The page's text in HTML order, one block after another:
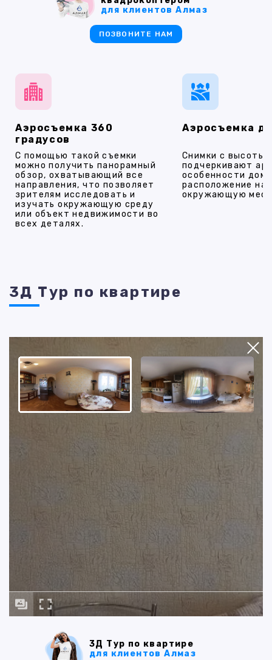
Аэросъемка 360
градусов
С помощью такой съемки
можно получить панорамный
обзор, охватывающий все
направления, что позволяет
зрителям исследовать и
изучать окружающую среду
или объект недвижимости во
всех деталях.
Аэросъемка
Снимки с высоты
подчеркивают
особенности
расположение на
окружающую
для клиентов Алмаз
ПОЗВОНИТЕ НАМ
3Д Тур по квартире
3Д Тур по квартире
для клиентов Алмаз